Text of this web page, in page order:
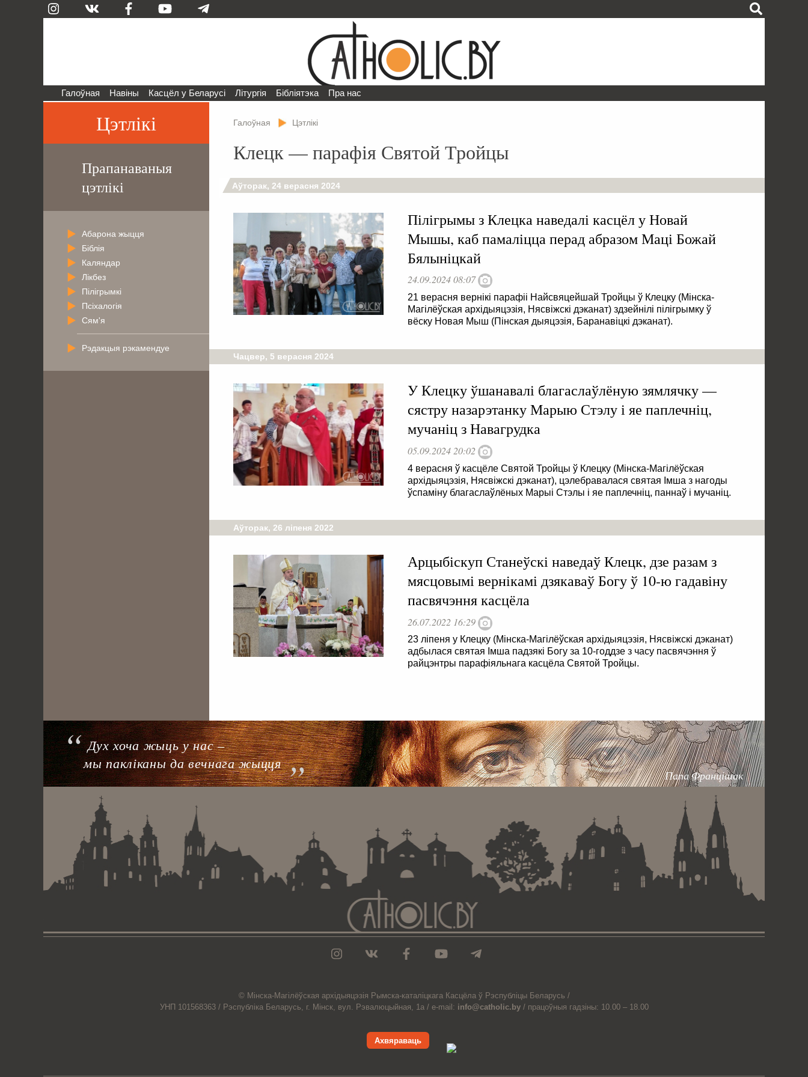
Галоўная Навіны Касцёл у Беларусі Літургія Бібліятэка Пра нас
Галоўная Цэтлікі
Клецк — парафія Святой Тройцы
Аўторак, 24 верасня 2024
Пілігрымы з Клецка наведалі касцёл у Новай
Мышы, каб памаліцца перад абразом Маці Божай
Бялыніцкай
24.09.2024 08:07
21 верасня вернікі парафіі Найсвяцейшай Тройцы ў Клецку (Мінска-
Магілёўская архідыяцэзія, Нясвіжскі дэканат) здзейнілі пілігрымку ў
вёску Новая Мыш (Пінская дыяцэзія, Баранавіцкі дэканат).
Чацвер, 5 верасня 2024
У Клецку ўшанавалі благаслаўлёную зямлячку —
сястру назарэтанку Марыю Стэлу і яе паплечніц,
мучаніц з Навагрудка
05.09.2024 20:02
4 верасня ў касцёле Святой Тройцы ў Клецку (Мінска-Магілёўская
архідыяцэзія, Нясвіжскі дэканат), цэлебравалася святая Імша з нагоды
ўспаміну благаслаўлёных Марыі Стэлы і яе паплечніц, паннаў і мучаніц.
Аўторак, 26 ліпеня 2022
Арцыбіскуп Станеўскі наведаў Клецк, дзе разам з
мясцовымі вернікамі дзякаваў Богу ў 10-ю гадавіну
пасвячэння касцёла
26.07.2022 16:29
23 ліпеня у Клецку (Мінска-Магілёўская архідыяцэзія, Нясвіжскі дэканат)
адбылася святая Імша падзякі Богу за 10-годдзе з часу пасвячэння ў
райцэнтры парафіяльнага касцёла Святой Тройцы.
Цэтлікі
Прапанаваныя
цэтлікі
Абарона жыцця
Біблія
Каляндар
Лікбез
Пілігрымкі
Псіхалогія
Сям'я
Рэдакцыя рэкамендуе
Папа Францішак
Дух хоча жыць у нас –
мы пакліканы да вечнага жыцця
© Мiнска-Магiлёўская архiдыяцэзiя Рымска-каталіцкагаКасцёла ў Рэспубліцы Беларусь /
УНП 101568363 / Рэспубліка Беларусь, г. Мінск, вул. Рэвалюцыйная, 1а / e-mail: info@catholic.by/ працоўныя гадзіны: 10.00 – 18.00
Ахвяраваць